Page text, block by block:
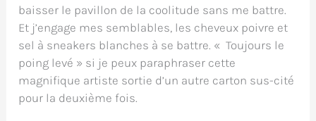
baisser le pavillon de la coolitude sans me battre.
Et j’engage mes semblables, les cheveux poivre et
sel à sneakers blanches à se battre. « Toujours le
poing levé » si je peux paraphraser cette
magnifique artiste sortie d’un autre carton sus-cité
pour la deuxième fois.